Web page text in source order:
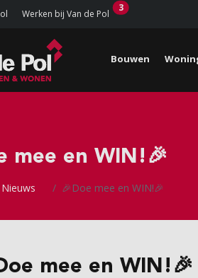
Werken bij Van de Pol
3
Bouwen
mee en WIN!🎉
Nieuws 🎉Doe mee en WIN!🎉
mee en WIN!🎉